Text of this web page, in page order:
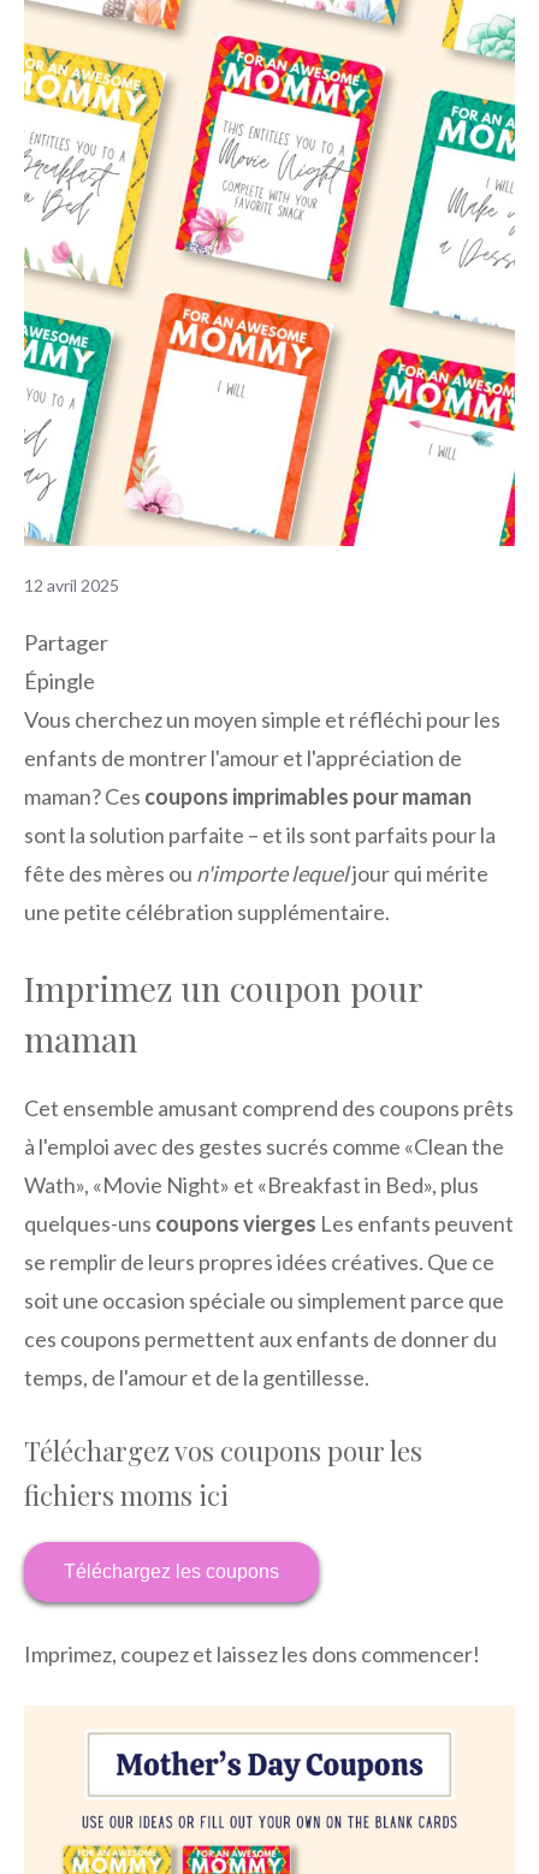
12 avril 2025
Partager
Épingle
Vous cherchez un moyen simple et réfléchi pour les
enfants de montrer l'amour et l'appréciation de
maman? Ces coupons imprimables pour maman
sont la solution parfaite – et ils sont parfaits pour la
fête des mères ou n'importe lequeljour qui mérite
une petite célébration supplémentaire.
Imprimez un coupon pour
maman
Cet ensemble amusant comprend des coupons prêts
à l'emploi avec des gestes sucrés comme «Clean the
Wath», «Movie Night» et «Breakfast in Bed», plus
quelques-uns coupons vierges Les enfants peuvent
se remplir de leurs propres idées créatives. Que ce
soit une occasion spéciale ou simplement parce que
ces coupons permettent aux enfants de donner du
temps, de l'amour et de la gentillesse.
Téléchargez vos coupons pour les
fichiers moms ici
Téléchargez les coupons
Imprimez, coupez et laissez les dons commencer!